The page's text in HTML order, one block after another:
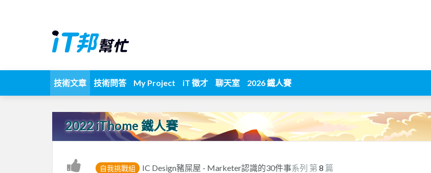
技術文章 技術問答 My Project iT 徵才 聊天室 2026 鐵人賽
2022 iThome 鐵人賽
自我挑戰組 IC Design豬屎屋 - Marketer認識的30件事系列 第8 篇